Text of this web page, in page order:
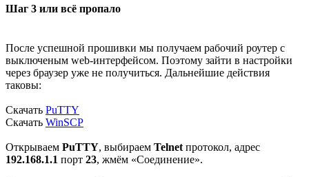
Шаг 3 или всё пропало
После успешной прошивки мы получаем рабочий роутер с
выключеным web-интерфейсом. Поэтому зайти в настройки
через браузер уже не получиться. Дальнейшие действия
таковы:
Скачать PuTTY
Скачать WinSCP
Открываем PuTTY, выбираем Telnet протокол, адрес
192.168.1.1 порт 23, жмём «Соединение».